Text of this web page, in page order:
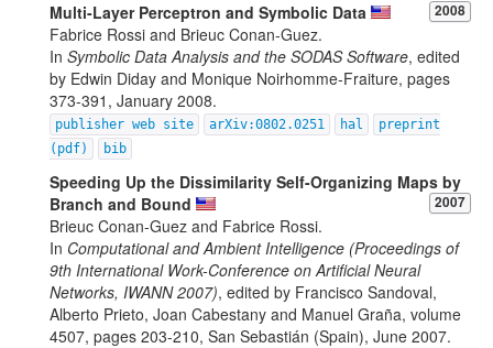
Multi-Layer Perceptron and Symbolic Data 2008
Fabrice Rossi and Brieuc Conan-Guez.
In Symbolic Data Analysis and the SODAS Software, edited
by Edwin Diday and Monique Noirhomme-Fraiture, pages
373-391, January 2008.
publisher web site arXiv:0802.0251 hal
preprint
(pdf)
bib
Speeding Up the Dissimilarity Self-Organizing Maps by
Branch and Bound
2007
Brieuc Conan-Guez and Fabrice Rossi.
In Computational and Ambient Intelligence (Proceedings of
9th International Work-Conference on Artificial Neural
Networks, IWANN 2007), edited by Francisco Sandoval,
Alberto Prieto, Joan Cabestany and Manuel Graña, volume
4507, pages 203-210, San Sebastián (Spain), June 2007.